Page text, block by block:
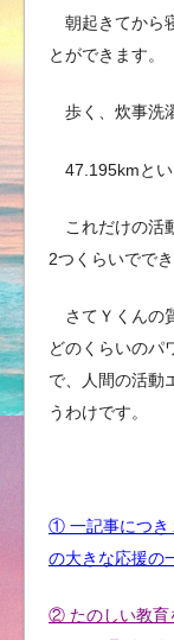
朝起きてから
とができます。
歩く、炊事洗
47.195kmとい
これだけの活
2つくらいでで
さてＹくんの
どのくらいのパ
で、人間の活動
うわけです。
① 一記事につき
の大きな応援の
② たのしい教育